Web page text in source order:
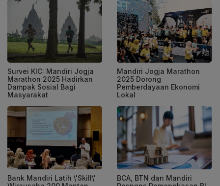
Survei KIC: Mandiri Jogja
Marathon 2025 Hadirkan
Dampak Sosial Bagi
Masyarakat
Mandiri Jogja Marathon
2025 Dorong
Pemberdayaan Ekonomi
Lokal
Bank Mandiri Latih \'Skill\'
BCA, BTN dan Mandiri